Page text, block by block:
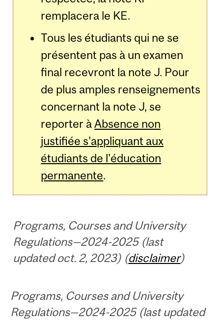
remplacera le KE.
Tous les étudiants qui ne se
présentent pas à un examen
final recevront la note J. Pour
de plus amples renseignements
concernant la note J, se
reporter àAbsence non
justifiée s'appliquant aux
étudiants de l'éducation
permanente.
Programs, Courses and University
Regulations—2024-2025 (last
updated oct. 2, 2023) (disclaimer)
Programs, Courses and University
Regulations—2024-2025 (last updated